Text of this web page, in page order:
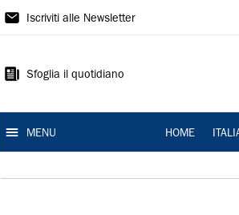
La
Ferrara
Iscriviti alle Newsletter
Sfoglia il quotidiano
MENU HOME